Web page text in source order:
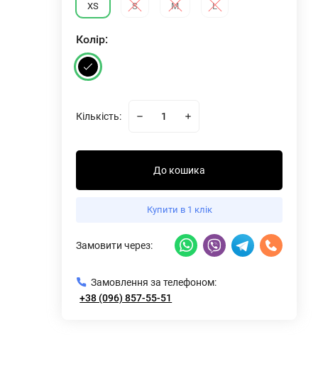
Футболка Python SnakeSkin Mid Sleeve
XS S M L
Колiр:
Кількість:
До кошика
Купити в 1 клік
Замовити через:
Замовлення за телефоном:
+38 (096) 857-55-51